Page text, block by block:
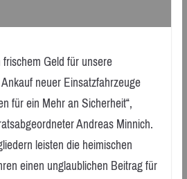
Geld für unsere
neuer Einsatzfahrzeuge
für ein Mehr an Sicherheit“,
Andreas Minnich.
leisten die heimischen
einen unglaublichen Beitrag für